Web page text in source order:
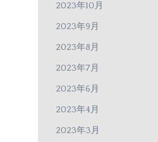
2023年10月
2023年9月
2023年8月
2023年7月
2023年6月
2023年4月
2023年3月